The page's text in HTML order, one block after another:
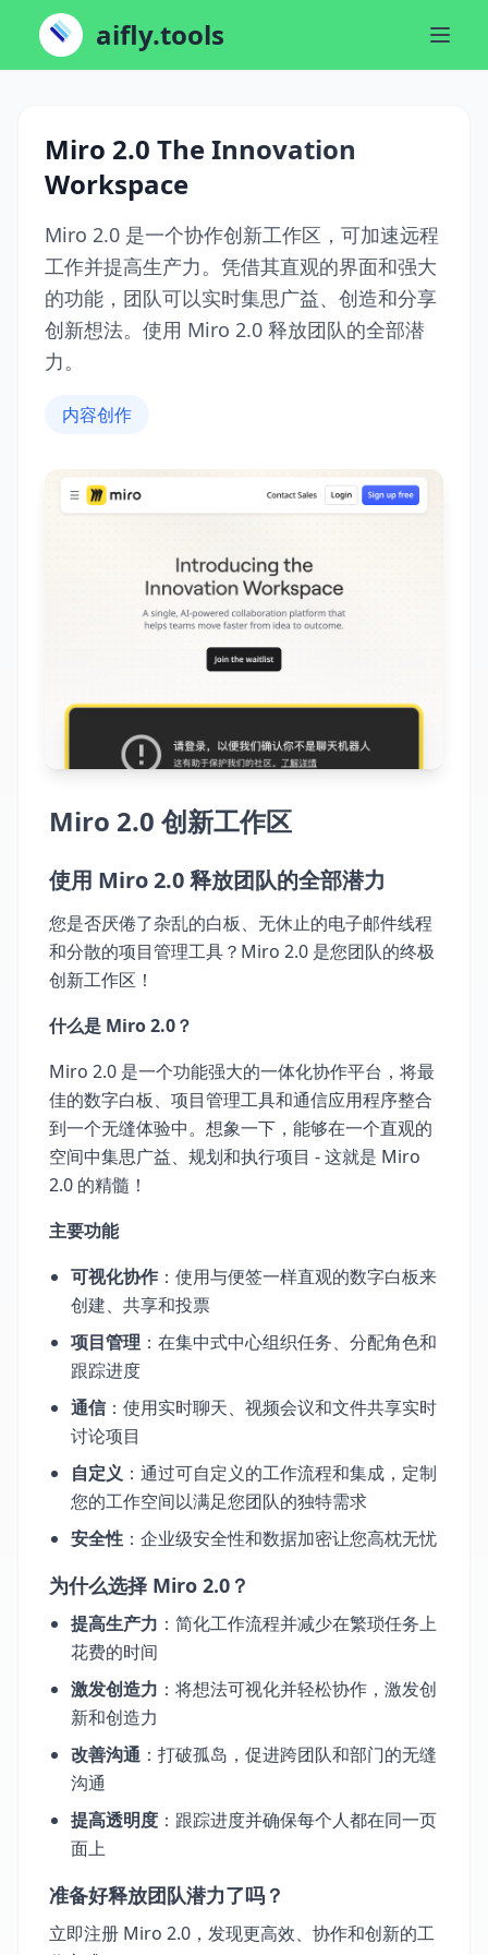
aifly.tools
Miro 2.0 The Innovation
Workspace
Miro 2.0 是一个协作创新工作区，可加速远程
工作并提高生产力。凭借其直观的界面和强大
的功能，团队可以实时集思广益、创造和分享
创新想法。使用 Miro 2.0 释放团队的全部潜
力。
内容创作
Miro 2.0 创新工作区
使用 Miro 2.0 释放团队的全部潜力
您是否厌倦了杂乱的白板、无休止的电子邮件线程
和分散的项目管理工具？Miro 2.0 是您团队的终极
创新工作区！
什么是 Miro 2.0？
Miro 2.0 是一个功能强大的一体化协作平台，将最
佳的数字白板、项目管理工具和通信应用程序整合
到一个无缝体验中。想象一下，能够在一个直观的
空间中集思广益、规划和执行项目 - 这就是 Miro
2.0 的精髓！
主要功能
可视化协作 ：使用与便签一样直观的数字白板来
创建、共享和投票
项目管理 ：在集中式中心组织任务、分配角色和
跟踪进度
通信：使用实时聊天、视频会议和文件共享实时
讨论项目
自定义 ：通过可自定义的工作流程和集成，定制
您的工作空间以满足您团队的独特需求
安全性 ：企业级安全性和数据加密让您高枕无忧
为什么选择 Miro 2.0？
提高生产力 ：简化工作流程并减少在繁琐任务上
花费的时间
激发创造力 ：将想法可视化并轻松协作，激发创
新和创造力
改善沟通 ：打破孤岛，促进跨团队和部门的无缝
沟通
提高透明度 ：跟踪进度并确保每个人都在同一页
面上
准备好释放团队潜力了吗？
立即注册 Miro 2.0，发现更高效、协作和创新的工